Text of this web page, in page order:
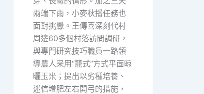
兩端下雨，小麥秋播任務也
面對挑釁。王傳喜深刻代村
周邊60多個村落訪問調研，
與專門研究技巧職員一路領
導農人采用“籠式”方式平面晾
曬玉米；提出以劣種培養、
迷信增肥左右開弓的措施，